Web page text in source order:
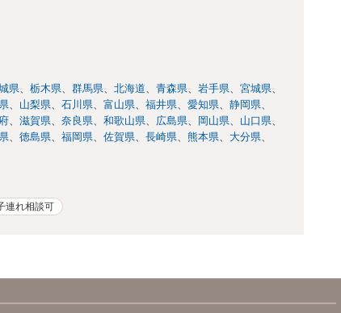
県 栃木県 群馬県 北海道 青森県 岩手県
宮城県
山梨県 石川県 富山県 福井県 愛知県
静岡県
滋賀県 奈良県 和歌山県 広島県 岡山県
山口県
徳島県 福岡県 佐賀県 長崎県 熊本県 大分県
連れ相談可